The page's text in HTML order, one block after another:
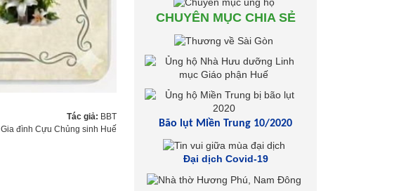
Tác giả: BBT
Gia đình Cựu Chủng sinh Huế
CHUYÊN MỤC CHIA SẺ
Bão lụt Miền Trung 10/2020
Đại dịch Covid-19